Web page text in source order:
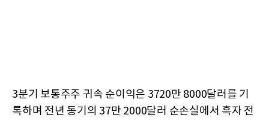
3분기 보통주주 귀속 순이익은 3720만 8000달러를 기
록하며 전년 동기의 37만 2000달러 순손실에서 흑자 전